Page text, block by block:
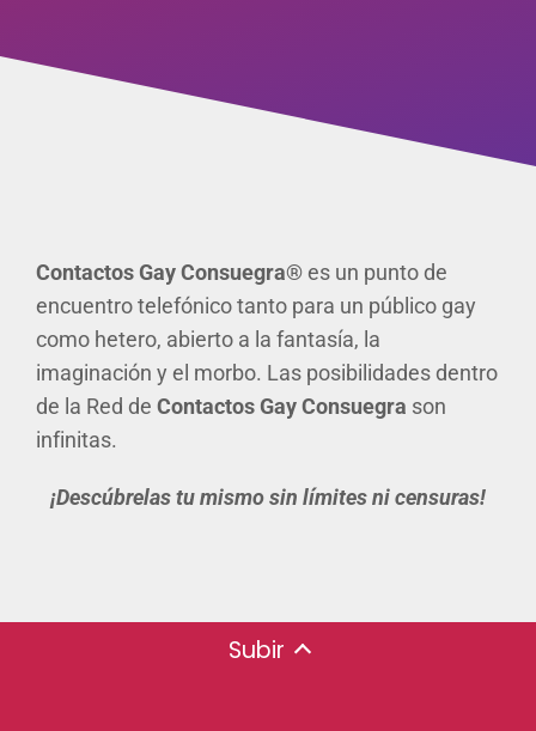
Contactos GayConsuegra®es un punto de
encuentro telefónico tanto para un público gay
como hetero, abierto a la fantasía, la
imaginación y el morbo. Las posibilidades dentro
de la Red de Contactos Gay Consuegra son
infinitas.
¡Descúbrelas tu mismo sin límites ni censuras!
Subir